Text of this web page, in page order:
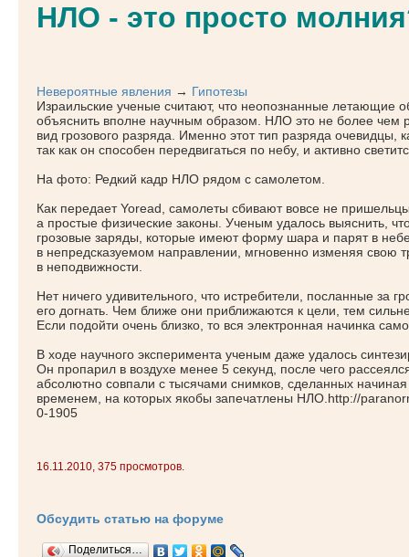
НЛО - это просто
Невероятные явления → Гипотезы
Израильские ученые считают, что неопознанные
объяснить вполне научным образом. НЛО это не более чем
вид грозового разряда. Именно этот тип разряда
так как он способен передвигаться по небу, и активно
На фото: Редкий кадр НЛО рядом с самолетом.
Как передает Yoread, самолеты сбивают вовсе не
а простые физические законы. Ученым удалось выяснить,
грозовые заряды, которые имеют форму шара и парят в
в непредсказуемом направлении, мгновенно изменяя свою
в неподвижности.
Нет ничего удивительного, что истребители, посланные за
его догнать. Чем ближе они приближаются к цели, тем
Если подойти очень близко, то вся электронная начинка
В ходе научного эксперимента ученым даже удалось
Он пропарил в воздухе менее 5 секунд, после чего
абсолютно совпали с тысячами снимков, сделанных
временем, на которых якобы запечатлены НЛО.http://
0-1905
16.11.2010, 375 просмотров.
Обсудить статью на форуме
Поделиться…